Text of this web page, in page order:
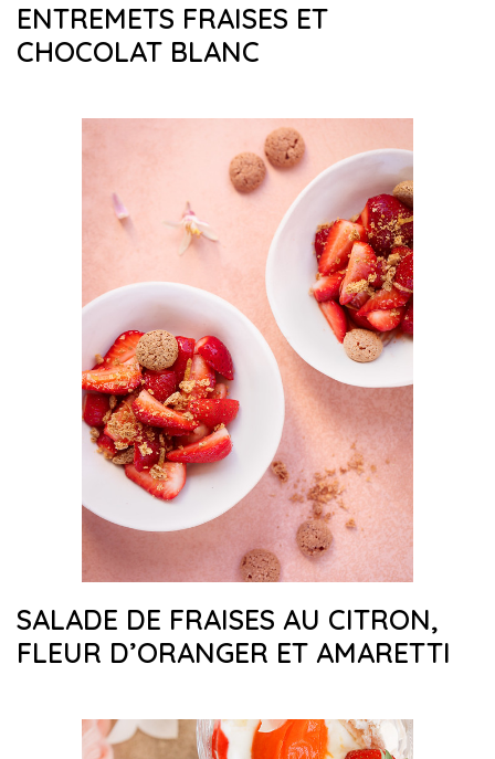
ENTREMETS FRAISES ET
CHOCOLAT BLANC
SALADE DE FRAISES AU CITRON,
FLEUR D’ORANGER ET AMARETTI